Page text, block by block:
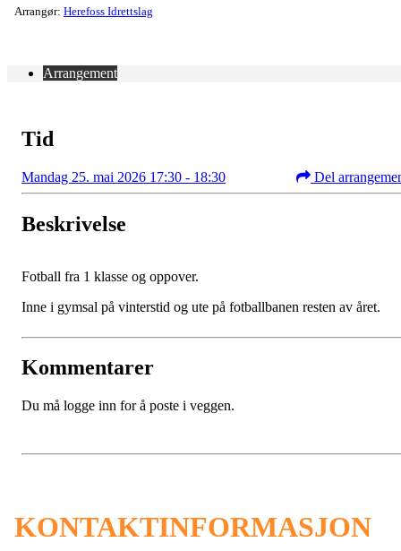
Arrangør: Herefoss Idrettslag
Arrangement
Tid
Mandag 25. mai 2026 17:30 - 18:30 Del
Beskrivelse
Fotball fra 1 klasse og oppover.
Inne i gymsal på vinterstid og ute på fotballbanen resten av året.
Kommentarer
Du må logge inn for å poste i veggen.
KONTAKTINFORMASJON